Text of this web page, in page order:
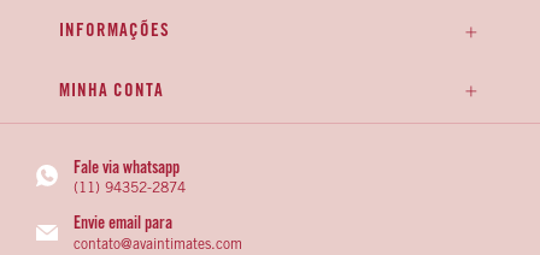
INFORMAÇÕES
MINHA CONTA
Fale via whatsapp
(11) 94352-2874
Envie email para
contato@avaintimates.com